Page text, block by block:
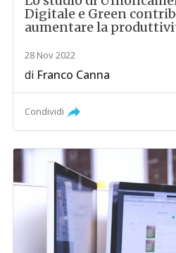
Digitale e Green
aumentare la
28 Nov 2022
di Franco Canna
Condividi